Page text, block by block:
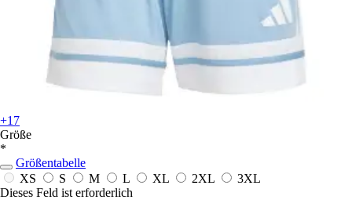
+17
Größe
*
Größentabelle
XS
S M L XL 2XL
3XL
Dieses Feld ist erforderlich